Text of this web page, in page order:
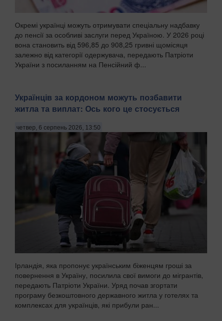
Окремі українці можуть отримувати спеціальну надбавку
до пенсії за особливі заслуги перед Україною. У 2026 році
вона становить від 596,85 до 908,25 гривні щомісяця
залежно від категорії одержувача, передають Патріоти
України з посиланням на Пенсійний ф...
Українців за кордоном можуть позбавити
житла та виплат: Ось кого це стосується
четвер, 6 серпень 2026, 13:50
Ірландія, яка пропонує українським біженцям гроші за
повернення в Україну, посилила свої вимоги до мігрантів,
передають Патріоти України. Уряд почав згортати
програму безкоштовного державного житла у готелях та
комплексах для українців, які прибули ран...